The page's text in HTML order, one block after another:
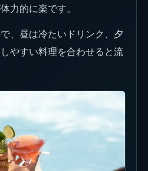
力的に楽です。
、昼は冷たいドリンク、夕
やすい料理を合わせると流